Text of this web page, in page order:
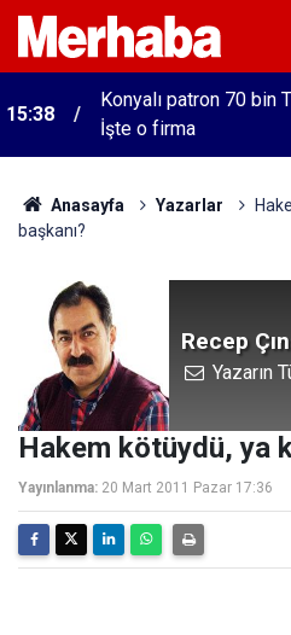
15:38
Konyalı patron 70 bin
İşte o firma
Anasayfa Yazarlar
başkanı?
Recep
Yazarın
Hakem kötüydü, ya
Yayınlanma: 20 Mart 2011 Pazar 17:36